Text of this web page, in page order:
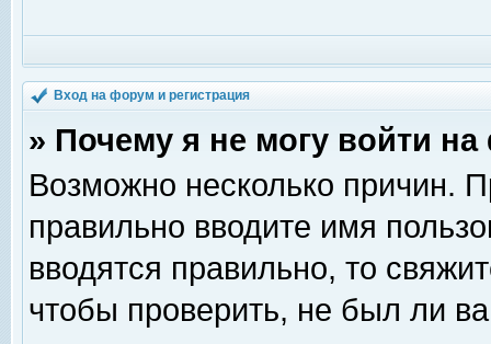
Вход на форум и регистрация
» Почему я не могу войти
Возможно несколько причин.
правильно вводите имя
вводятся правильно, то
чтобы проверить, не был ли